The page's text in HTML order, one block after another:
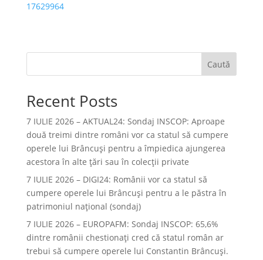
17629964
Caută
Recent Posts
7 IULIE 2026 – AKTUAL24: Sondaj INSCOP: Aproape
două treimi dintre români vor ca statul să cumpere
operele lui Brâncuşi pentru a împiedica ajungerea
acestora în alte ţări sau în colecţii private
7 IULIE 2026 – DIGI24: Românii vor ca statul să
cumpere operele lui Brâncuși pentru a le păstra în
patrimoniul național (sondaj)
7 IULIE 2026 – EUROPAFM: Sondaj INSCOP: 65,6%
dintre românii chestionați cred că statul român ar
trebui să cumpere operele lui Constantin Brâncuși.